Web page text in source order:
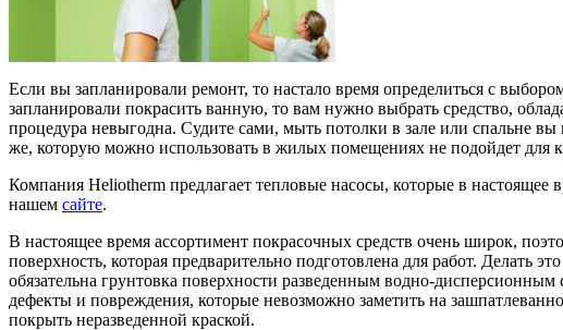
Если вы запланировали ремонт, то настало время определиться с
запланировали покрасить ванную, то вам нужно выбрать средство,
процедура невыгодна. Судите сами, мыть потолки в зале или спальне
же, которую можно использовать в жилых помещениях не подойдет для
Компания Heliotherm предлагает тепловые насосы, которые в
нашем сайте.
В настоящее время ассортимент покрасочных средств очень широк,
поверхность, которая предварительно подготовлена для работ. Делать
обязательна грунтовка поверхности разведенным водно-
дефекты и повреждения, которые невозможно заметить на
покрыть неразведенной краской.